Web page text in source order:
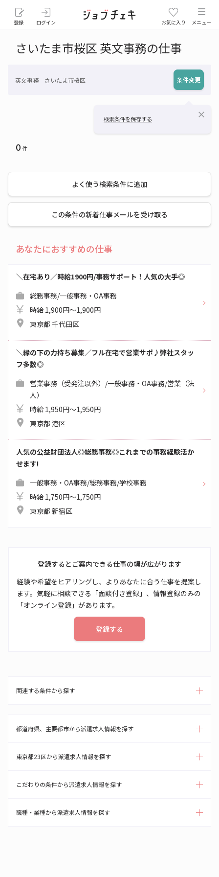
登録 ログイン お気に入り メニュー
さいたま市桜区 英文事務の仕事
英文事務 さいたま市桜区 条件変更
検索条件を保存する close
0件
よく使う検索条件に追加
この条件の新着仕事メールを受け取る
あなたにおすすめの仕事
＼在宅あり／時給1900円/事務サポート！人気の大手◎
総務事務/一般事務・OA事務
時給 1,900円～1,900円
東京都 千代田区
＼縁の下の力持ち募集／フル在宅で営業サポ♪弊社スタッ
フ多数◎
営業事務（受発注以外）/一般事務・OA事務/営業（法
人）
時給 1,950円～1,950円
東京都 港区
人気の公益財団法人◎総務事務◎これまでの事務経験活か
せます!
一般事務・OA事務/総務事務/学校事務
時給 1,750円～1,750円
東京都 新宿区
登録するとご案内できる仕事の幅が広がります
経験や希望をヒアリングし、よりあなたに合う仕事を提案し
ます。気軽に相談できる「面談付き登録」、情報登録のみの
「オンライン登録」があります。
登録する
関連する条件から探す
都道府県、主要都市から派遣求人情報を探す
東京都23区から派遣求人情報を探す
こだわりの条件から派遣求人情報を探す
職種・業種から派遣求人情報を探す